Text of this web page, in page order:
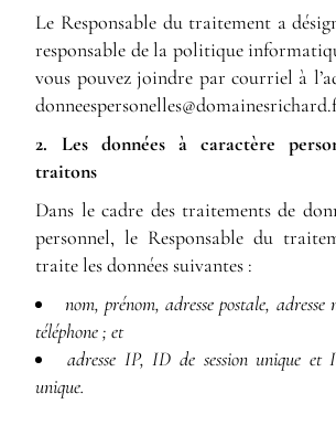
Le Responsable du traitement a
responsable de la politique
vous pouvez joindre par courriel à
2. Les données à caractère
traitons
Dans le cadre des traitements de
personnel, le Responsable du
traite les données suivantes :
nom, prénom, adresse postale,
téléphone ; et
adresse IP, ID de session unique et
unique.